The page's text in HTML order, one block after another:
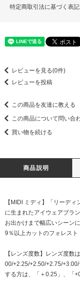
特定商取引法に基づく表記
レビューを見る(0件)
レビューを投稿
この商品を友達に教える
この商品について問い合
買い物を続ける
商品説明
【MIDI ミディ】「リーデ
に生まれたアイウェアブラ
お出かけまで幅広いシーン
9％以上カットのフォレスト
【レンズ度数】レンズ度数
00/+2.25/+2.50/+2.75/
する方は、「＋0.25」、「